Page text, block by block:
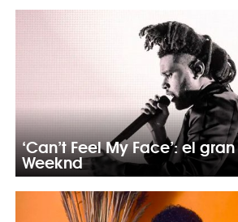
‘Can’t Feel My Face’: el
Weeknd